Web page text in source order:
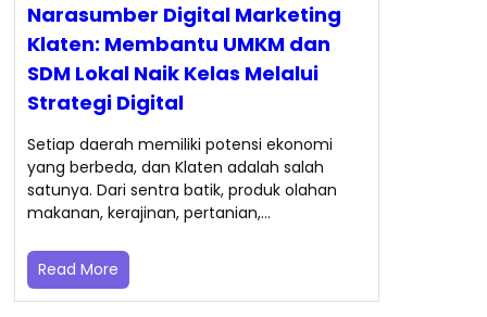
Narasumber Digital Marketing
Klaten: Membantu UMKM dan
SDM Lokal Naik Kelas Melalui
Strategi Digital
Setiap daerah memiliki potensi ekonomi
yang berbeda, dan Klaten adalah salah
satunya. Dari sentra batik, produk olahan
makanan, kerajinan, pertanian,…
Read More